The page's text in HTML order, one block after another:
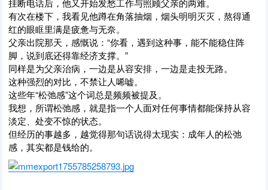
挂断电话后，他又开始发愁工作与照顾父亲的两难。
有次在楼下，我看见他蹲在角落抽烟，烟头明明灭灭，熬得通
红的眼眶里满是疲惫与无奈。
父亲出院那天，感慨说：“你看，遇到这种事，能不能稳住阵
脚，说到底还得靠经济支撑。”
同样是为父亲治病，一边是从容安排，一边是走投无路。
这种强烈的对比，不禁让人唏嘘。
这些年“松弛感”这个词总是频频被提及。
我想，所谓松弛感，就是指一个人面对任何事情都能保持从容
淡定、处变不惊的状态。
但经历的事越多，越觉得那句话说得太现实：成年人的松弛
感，其实都是钱给的。